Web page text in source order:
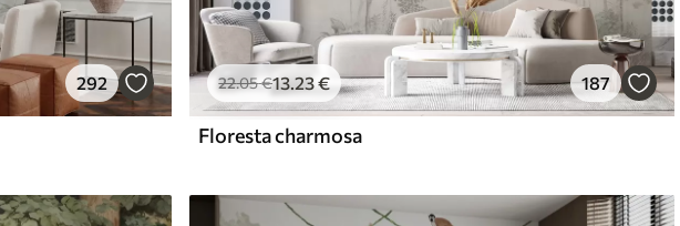
292 22.05€13.23€ 187
Floresta charmosa